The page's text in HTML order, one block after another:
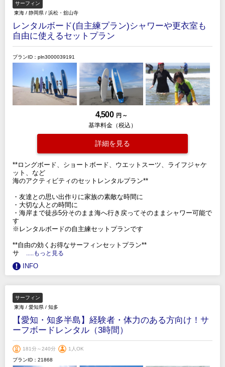
サーフィン
東海 / 静岡県 / 浜松・舘山寺
レンタルボード(自主練プラン)シャワーや更衣室も
自由に使えるセットプラン
プランID：pln3000039191
4,500 円 ～
基準料金（税込）
詳細を見る
**ロングボード、ショートボード、ウエットスーツ、ライフジャケ
ット、など
海のアクティビティのセットレンタルプラン**
・友達との思い出作りに家族の素敵な時間に
・大切な人との時間に
・海岸まで徒歩5分そのまま海へ行き戻ってそのままシャワー可能で
す
※レンタルボードの自主練セットプランです
**自由の効くお得なサーフィンセットプラン**
サ
.....もっと見る
INFO
サーフィン
東海 / 愛知県 / 知多
【愛知・知多半島】経験者・体力のある方向け！サ
ーフボードレンタル（3時間）
181分～240分
1人OK
プランID：21868